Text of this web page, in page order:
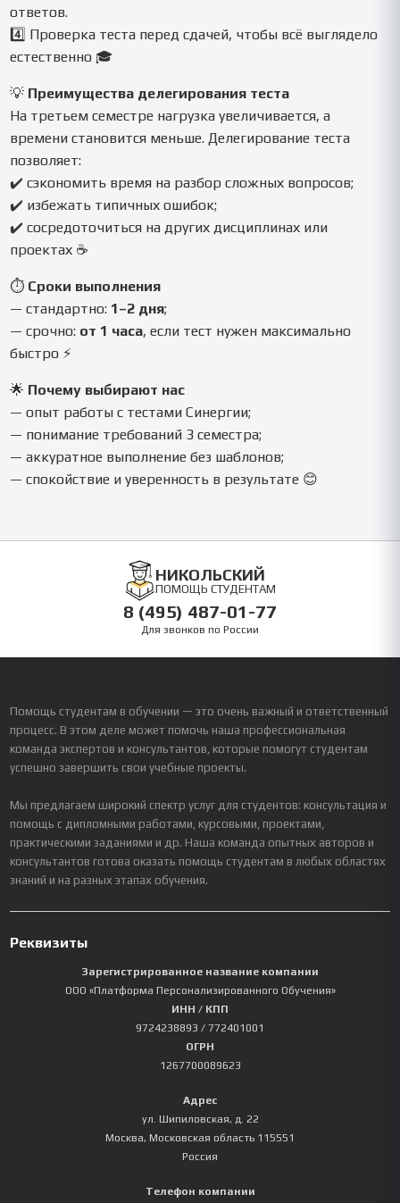
ответов.
4️⃣ Проверка теста перед сдачей, чтобы всё выглядело
естественно 🎓
💡 Преимущества делегирования теста
На третьем семестре нагрузка увеличивается, а
времени становится меньше. Делегирование теста
позволяет:
✔️ сэкономить время на разбор сложных вопросов;
✔️ избежать типичных ошибок;
✔️ сосредоточиться на других дисциплинах или
проектах ☕
⏱ Сроки выполнения
— стандартно: 1–2 дня;
— срочно: от 1 часа, если тест нужен максимально
быстро ⚡
🌟 Почему выбирают нас
— опыт работы с тестами Синергии;
— понимание требований 3 семестра;
— аккуратное выполнение без шаблонов;
— спокойствие и уверенность в результате 😊
НИКОЛЬСКИЙ
ПОМОЩЬ СТУДЕНТАМ
8 (495) 487-01-77
Для звонков по России
Помощь студентам в обучении — это очень важный и ответственный
процесс. В этом деле может помочь наша профессиональная
команда экспертов и консультантов, которые помогут студентам
успешно завершить свои учебные проекты.
Мы предлагаем широкий спектр услуг для студентов: консультация и
помощь с дипломными работами, курсовыми, проектами,
практическими заданиями и др. Наша команда опытных авторов и
консультантов готова оказать помощь студентам в любых областях
знаний и на разных этапах обучения.
Реквизиты
Зарегистрированное название компании
ООО «Платформа Персонализированного Обучения»
ИНН / КПП
9724238893 / 772401001
ОГРН
1267700089623
Адрес
ул. Шипиловская, д. 22
Москва, Московская область 115551
Россия
Телефон компании